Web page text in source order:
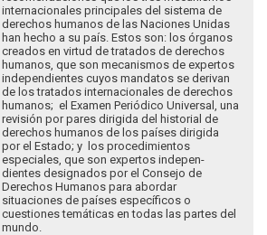
internacionales principales del siste­ma de
derechos humanos de las Naciones Unidas
han hecho a su país. Estos son: los órganos
creados en virtud de tratados de derechos
hu­manos, que son mecanismos de expertos
independientes cuyos mandatos se derivan
de los tratados internacionales de derechos
humanos; el Examen Periódico Universal, una
revisión por pares dirigi­da del historial de
derechos humanos de los países dirigida
por el Estado; y los procedimientos
especiales, que son expertos indepen­
dientes designados por el Consejo de
Derechos Humanos para abordar
situaciones de países específicos o
cuestiones temáticas en todas las partes del
mundo.